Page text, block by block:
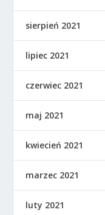
sierpień 2021
lipiec 2021
czerwiec 2021
maj 2021
kwiecień 2021
marzec 2021
luty 2021